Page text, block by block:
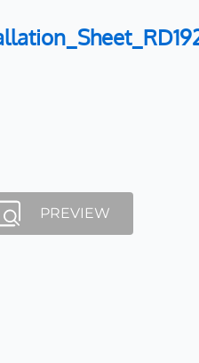
PREVIEW